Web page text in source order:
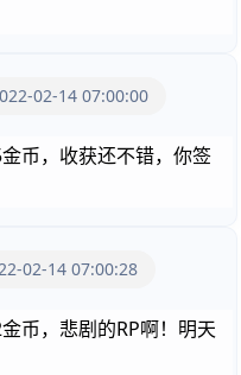
02-14 07:00:00
币，收获还不错，你签
02-14 07:00:28
币，悲剧的RP啊！明天